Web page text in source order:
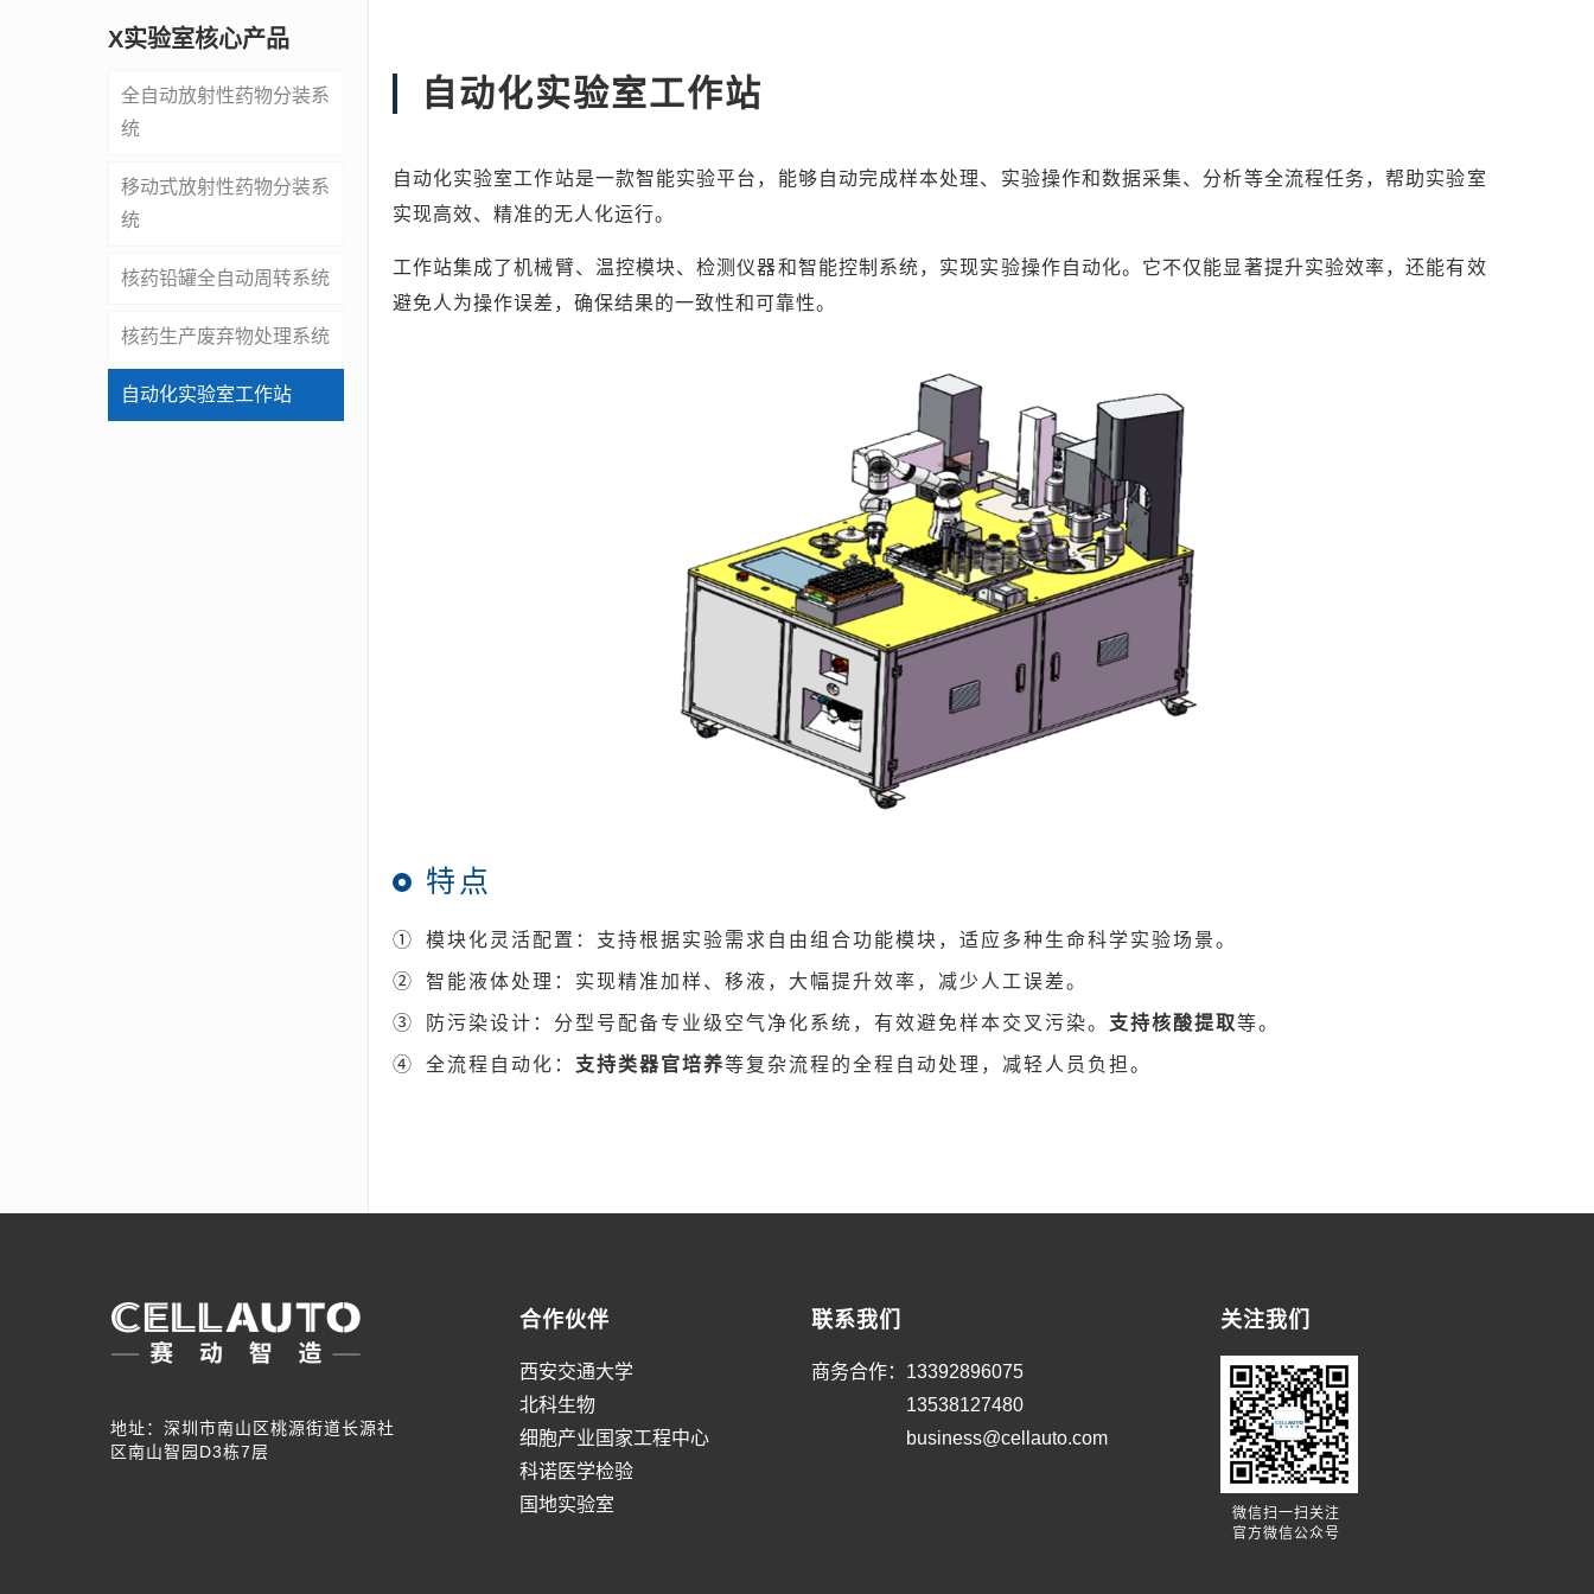
自动化实验室工作站
自动化实验室工作站是一款智能实验平台，能够自动完成样本处理、实验操作和数据采集、分析等全流程任务，帮助实验室
实现高效、精准的无人化运行。
工作站集成了机械臂、温控模块、检测仪器和智能控制系统，实现实验操作自动化。它不仅能显著提升实验效率，还能有效
避免人为操作误差，确保结果的一致性和可靠性。
特点
① 模块化灵活配置：支持根据实验需求自由组合功能模块，适应多种生命科学实验场景。
② 智能液体处理：实现精准加样、移液，大幅提升效率，减少人工误差。
③ 防污染设计：分型号配备专业级空气净化系统，有效避免样本交叉污染。 支持核酸提取等。
④ 全流程自动化： 支持类器官培养等复杂流程的全程自动处理，减轻人员负担。
X实验室核心产品
全自动放射性药物分装系
统
移动式放射性药物分装系
统
核药铅罐全自动周转系统
核药生产废弃物处理系统
自动化实验室工作站
地址：深圳市南山区桃源街道长源社
区南山智园D3栋7层
合作伙伴
西安交通大学
北科生物
细胞产业国家工程中心
科诺医学检验
国地实验室
联系我们
商务合作： 13392896075
13538127480
business@cellauto.com
关注我们
微信扫一扫关注
官方微信公众号